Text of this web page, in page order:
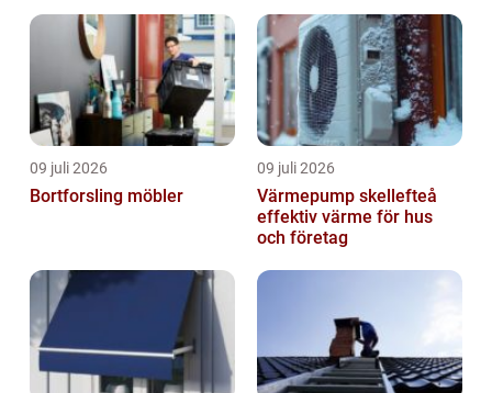
09 juli 2026
Bortforsling möbler
09 juli 2026
Värmepump skellefteå
effektiv värme för hus
och företag